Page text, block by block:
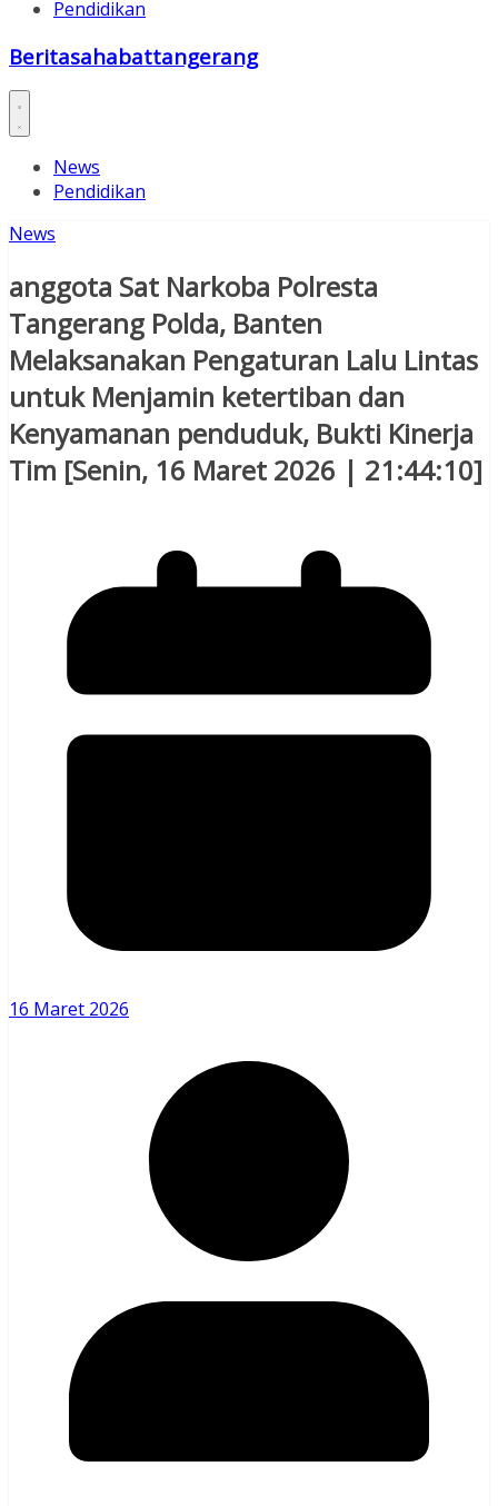
Pendidikan
Beritasahabattangerang
News
Pendidikan
News
anggota Sat Narkoba Polresta
Tangerang Polda, Banten
Melaksanakan Pengaturan Lalu Lintas
untuk Menjamin ketertiban dan
Kenyamanan penduduk, Bukti Kinerja
Tim [Senin, 16 Maret 2026 | 21:44:10]
16 Maret 2026